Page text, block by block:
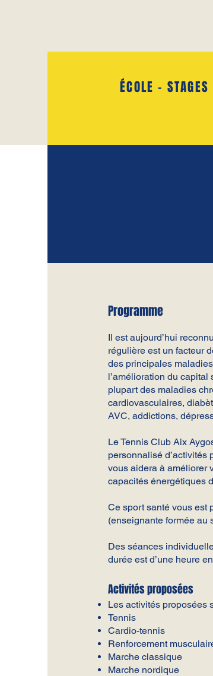
ÉCOLE -
Programme
Il est aujourd’hui
régulière est un facteur
des principales
l’amélioration du
plupart des maladies
cardiovasculaires,
AVC, addictions,
Le Tennis Club Aix
personnalisé d’activités
vous aidera à améliorer
capacités énergétiques
Ce sport santé vous est
(enseignante formée au
Des séances
durée est d’une heure
Activités proposées
Les activités proposées
Tennis
Cardio-tennis
Renforcement
Marche classique
Marche nordique